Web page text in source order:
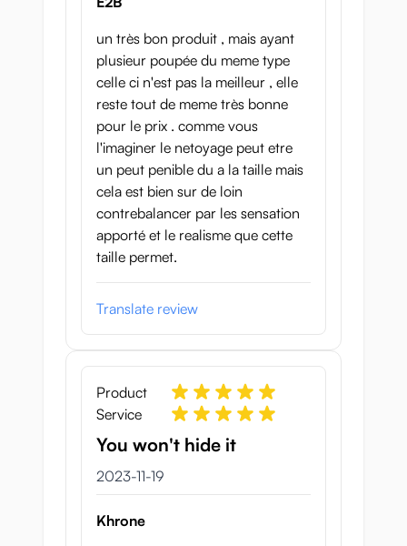
un très bon produit , mais ayant
plusieur poupée du meme type
celle ci n'est pas la meilleur , elle
reste tout de meme très bonne
pour le prix . comme vous
l'imaginer le netoyage peut etre
un peut penible du a la taille mais
cela est bien sur de loin
contrebalancer par les sensation
apporté et le realisme que cette
taille permet.
Translate review
Product
Service
You won't hide it
19 november 2023
2023-11-19
Khrone